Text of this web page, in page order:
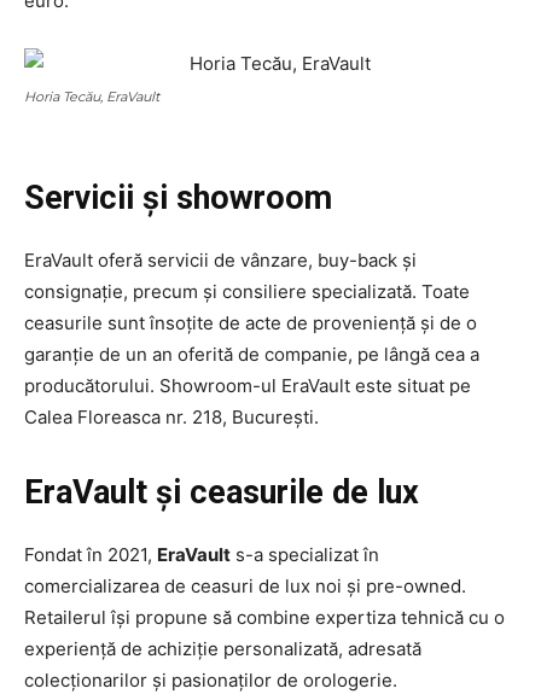
Horia Tecău, EraVault
Servicii și showroom
EraVault oferă servicii de vânzare, buy-back și
consignație, precum și consiliere specializată. Toate
ceasurile sunt însoțite de acte de proveniență și de o
garanție de un an oferită de companie, pe lângă cea a
producătorului. Showroom-ul EraVault este situat pe
Calea Floreasca nr. 218, București.
EraVault și ceasurile de lux
Fondat în 2021, EraVault s-a specializat în
comercializarea de ceasuri de lux noi și pre-owned.
Retailerul își propune să combine expertiza tehnică cu o
experiență de achiziție personalizată, adresată
colecționarilor și pasionaților de orologerie.